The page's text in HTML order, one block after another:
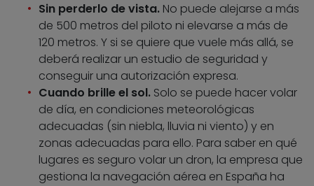
Sin perderlo de vista. No puede alejarse a más
de 500 metros del piloto ni elevarse a más de
120 metros. Y si se quiere que vuele más allá, se
deberá realizar un estudio de seguridad y
conseguir una autorización expresa.
Cuando brille el sol. Solo se puede hacer volar
de día, en condiciones meteorológicas
adecuadas (sin niebla, lluvia ni viento) y en
zonas adecuadas para ello. Para saber en qué
lugares es seguro volar un dron, la empresa que
gestiona la navegación aérea en España ha